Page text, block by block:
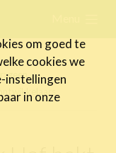
geen
om goed te
cookies we
instellingen
in onze